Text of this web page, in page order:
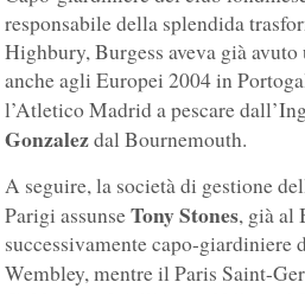
responsabile della splendida
Highbury, Burgess aveva già
anche agli Europei 2004 in
l’Atletico Madrid a pescare
Gonzalezdal Bournemouth.
A seguire, la società di gestione
Parigi assunseTony Stones, già al
successivamente capo-giardiniere
Wembley, mentre il Paris Saint-